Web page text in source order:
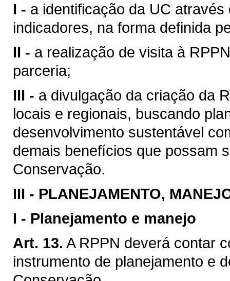
I - a identificação da UC
indicadores, na forma definida
II - a realização de visita à
parceria;
III - a divulgação da criação da
locais e regionais, buscando
desenvolvimento sustentável
demais benefícios que possam
Conservação.
III - PLANEJAMENTO,
I - Planejamento e manejo
Art. 13. A RPPN deverá contar
instrumento de planejamento e